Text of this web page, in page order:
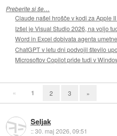
Preberite si še…
Claude našel hrošče v kodi za Apple
Izšel je Visual Studio 2026, na voljo
Word in Excel dobivata agenta
ChatGPT v letu dni podvojil število
Microsoftov Copilot pride tudi v
« 1 2 3 »
Seljak
::30. maj 2026, 09:51